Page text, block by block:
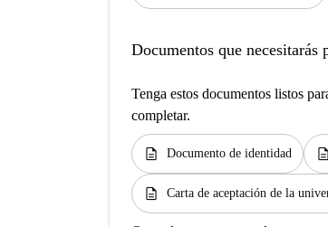
Documentos que necesitarás
Tenga estos documentos listos
completar.
description Documento de identidad description
description Carta de aceptación de la